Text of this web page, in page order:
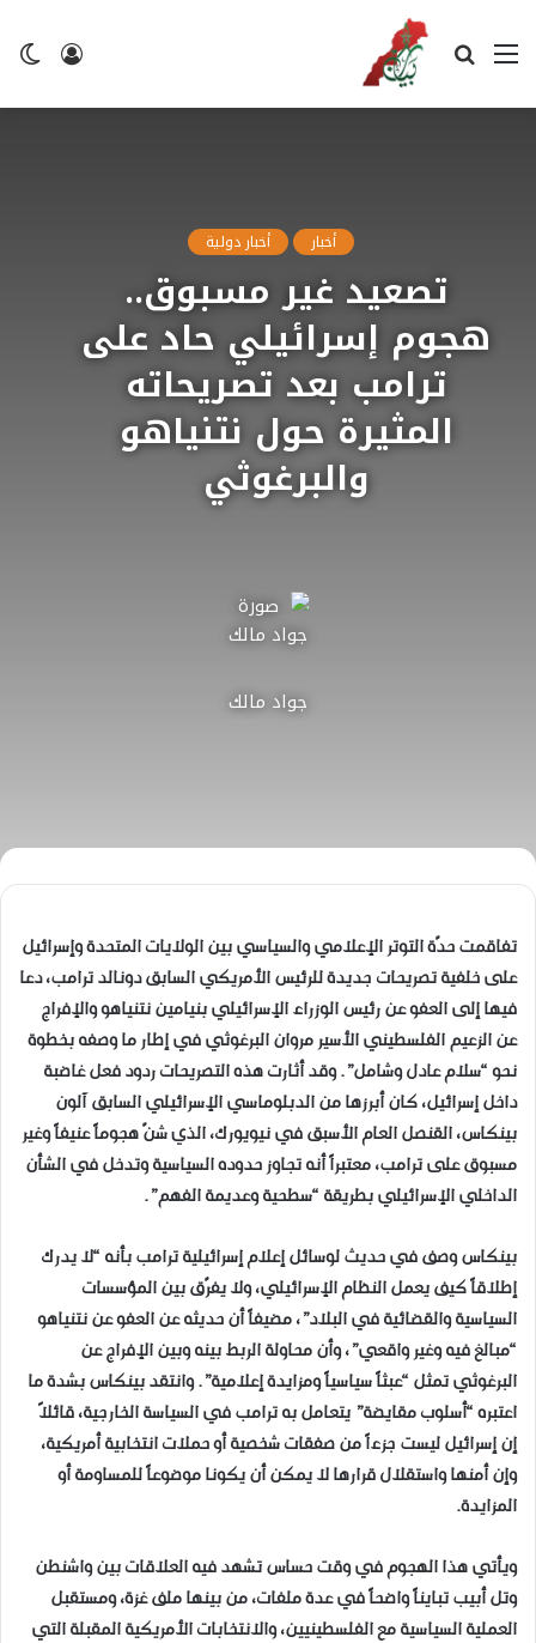
تسجيل
القائمة بحث
أخبار أخبار دولية
تصعيد غير مسبوق..
هجوم إسرائيلي حاد على
ترامب بعد تصريحاته
المثيرة حول نتنياهو
والبرغوثي
جواد مالك
تفاقمت حدّة التوتر الإعلامي والسياسي بين الولايات المتحدة وإسرائيل
على خلفية تصريحات جديدة للرئيس الأمريكي السابق دونالد ترامب، دعا
فيها إلى العفو عن رئيس الوزراء الإسرائيلي بنيامين نتنياهو والإفراج
عن الزعيم الفلسطيني الأسير مروان البرغوثي في إطار ما وصفه بخطوة
نحو “سلام عادل وشامل”. وقد أثارت هذه التصريحات ردود فعل غاضبة
داخل إسرائيل، كان أبرزها من الدبلوماسي الإسرائيلي السابق آلون
بينكاس، القنصل العام الأسبق في نيويورك، الذي شنّ هجوماً عنيفاً وغير
مسبوق على ترامب، معتبراً أنه تجاوز حدوده السياسية وتدخل في الشأن
الداخلي الإسرائيلي بطريقة “سطحية وعديمة الفهم”.
بينكاس وصف في حديث لوسائل إعلام إسرائيلية ترامب بأنه “لا يدرك
إطلاقاً كيف يعمل النظام الإسرائيلي، ولا يفرّق بين المؤسسات
السياسية والقضائية في البلاد”، مضيفاً أن حديثه عن العفو عن نتنياهو
“مبالغ فيه وغير واقعي”، وأن محاولة الربط بينه وبين الإفراج عن
البرغوثي تمثل “عبثاً سياسياً ومزايدة إعلامية”. وانتقد بينكاس بشدة ما
اعتبره “أسلوب مقايضة” يتعامل به ترامب في السياسة الخارجية، قائلاً
إن إسرائيل ليست جزءاً من صفقات شخصية أو حملات انتخابية أمريكية،
وإن أمنها واستقلال قرارها لا يمكن أن يكونا موضوعاً للمساومة أو
المزايدة.
ويأتي هذا الهجوم في وقت حساس تشهد فيه العلاقات بين واشنطن
وتل أبيب تبايناً واضحاً في عدة ملفات، من بينها ملف غزة، ومستقبل
العملية السياسية مع الفلسطينيين، والانتخابات الأمريكية المقبلة التي